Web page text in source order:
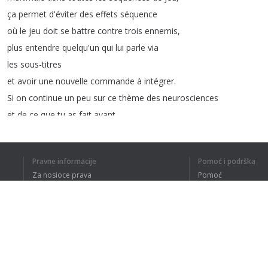
ça permet d'éviter des effets séquence
où le jeu doit se battre contre trois ennemis,
plus entendre quelqu'un qui lui parle via
les sous-titres
et avoir une nouvelle commande à intégrer.
Si on continue un peu sur ce thème des neurosciences
et de ce que tu as fait avant
toile de fond,une certaine l'émotionnel et le
Pravne informacije
Za nosioce prava
Pomoć i podrška
Pomoć